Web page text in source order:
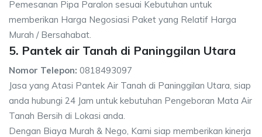
Pemesanan Pipa Paralon sesuai Kebutuhan untuk
memberikan Harga Negosiasi Paket yang Relatif Harga
Murah / Bersahabat.
5. Pantek air Tanah di Paninggilan Utara
Nomor Telepon: 0818493097
Jasa yang Atasi Pantek Air Tanah di Paninggilan Utara, siap
anda hubungi 24 Jam untuk kebutuhan Pengeboran Mata Air
Tanah Bersih di Lokasi anda.
Dengan Biaya Murah & Nego, Kami siap memberikan kinerja